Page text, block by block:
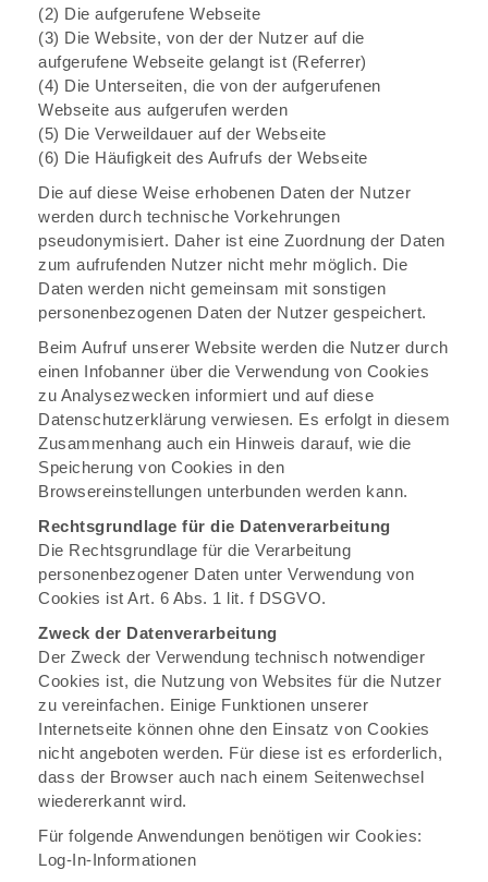
(2) Die aufgerufene Webseite
(3) Die Website, von der der Nutzer auf die
aufgerufene Webseite gelangt ist (Referrer)
(4) Die Unterseiten, die von der aufgerufenen
Webseite aus aufgerufen werden
(5) Die Verweildauer auf der Webseite
(6) Die Häufigkeit des Aufrufs der Webseite
Die auf diese Weise erhobenen Daten der Nutzer
werden durch technische Vorkehrungen
pseudonymisiert. Daher ist eine Zuordnung der Daten
zum aufrufenden Nutzer nicht mehr möglich. Die
Daten werden nicht gemeinsam mit sonstigen
personenbezogenen Daten der Nutzer gespeichert.
Beim Aufruf unserer Website werden die Nutzer durch
einen Infobanner über die Verwendung von Cookies
zu Analysezwecken informiert und auf diese
Datenschutzerklärung verwiesen. Es erfolgt in diesem
Zusammenhang auch ein Hinweis darauf, wie die
Speicherung von Cookies in den
Browsereinstellungen unterbunden werden kann.
Rechtsgrundlage für die Datenverarbeitung
Die Rechtsgrundlage für die Verarbeitung
personenbezogener Daten unter Verwendung von
Cookies ist Art. 6 Abs. 1 lit. f DSGVO.
Zweck der Datenverarbeitung
Der Zweck der Verwendung technisch notwendiger
Cookies ist, die Nutzung von Websites für die Nutzer
zu vereinfachen. Einige Funktionen unserer
Internetseite können ohne den Einsatz von Cookies
nicht angeboten werden. Für diese ist es erforderlich,
dass der Browser auch nach einem Seitenwechsel
wiedererkannt wird.
Für folgende Anwendungen benötigen wir Cookies:
Log-In-Informationen